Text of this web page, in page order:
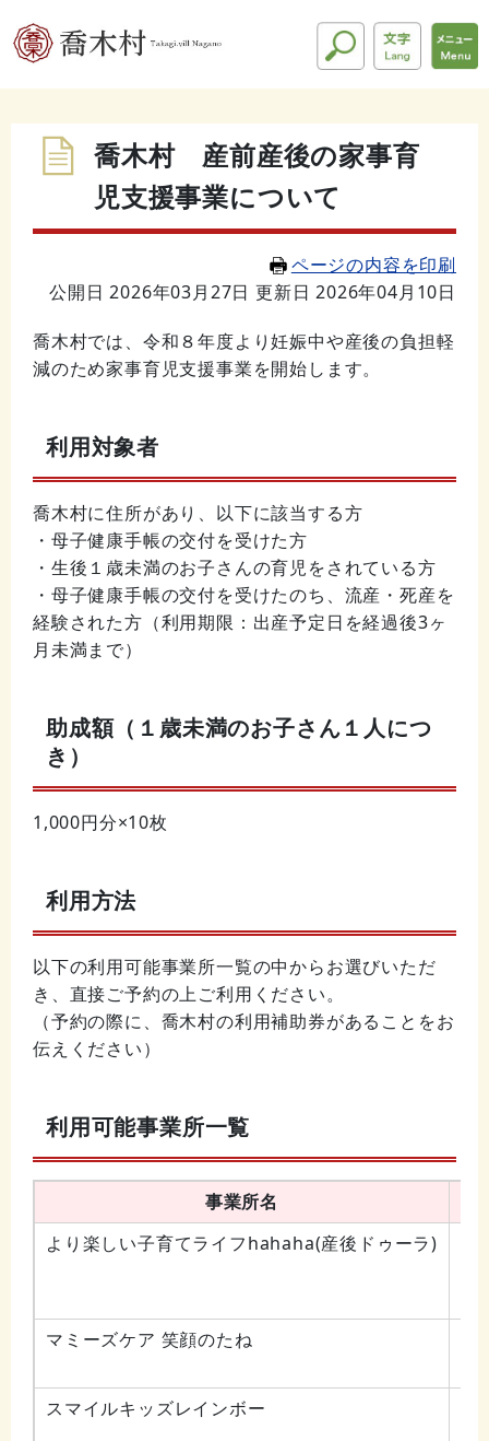
喬木村 産前産後の家事育
児支援事業について
ページの内容を印刷
公開日 2026年03月27日 更新日 2026年04月10日
喬木村では、令和８年度より妊娠中や産後の負担軽
減のため家事育児支援事業を開始します。
利用対象者
喬木村に住所があり、以下に該当する方
・母子健康手帳の交付を受けた方
・生後１歳未満のお子さんの育児をされている方
・母子健康手帳の交付を受けたのち、流産・死産を
経験された方（利用期限：出産予定日を経過後3ヶ
月未満まで）
助成額（１歳未満のお子さん１人につ
き）
1,000円分×10枚
利用方法
以下の利用可能事業所一覧の中からお選びいただ
き、直接ご予約の上ご利用ください。
（予約の際に、喬木村の利用補助券があることをお
伝えください）
利用可能事業所一覧
事業所名
より楽しい子育てライフhahaha(産後ドゥーラ)
マミーズケア 笑顔のたね
スマイルキッズレインボー